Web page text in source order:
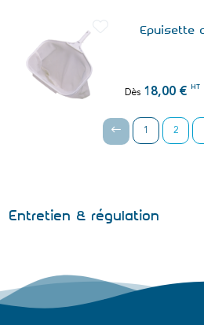
Epuisette
Dès 18,00 € HT
1 2
Entretien & régulation